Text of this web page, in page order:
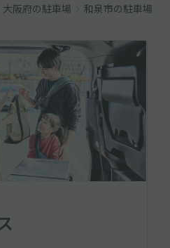
大阪府の駐車場 和泉市の駐車場